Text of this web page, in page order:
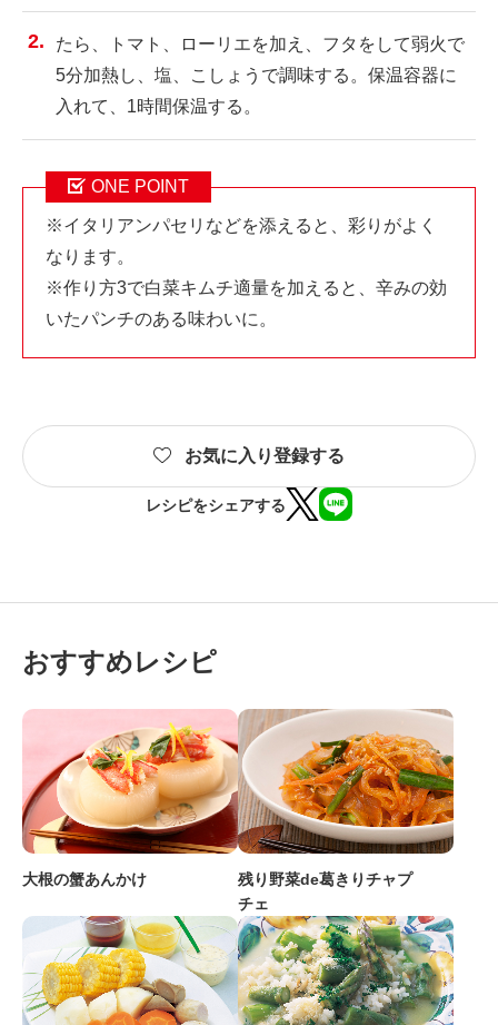
たら、トマト、ローリエを加え、フタをして弱火で
5分加熱し、塩、こしょうで調味する。保温容器に
入れて、1時間保温する。
ONE POINT
※イタリアンパセリなどを添えると、彩りがよく
なります。
※作り方3で白菜キムチ適量を加えると、辛みの効
いたパンチのある味わいに。
お気に入り登録する
レシピをシェアする
おすすめレシピ
大根の蟹あんかけ
残り野菜de葛きりチャプ
チェ